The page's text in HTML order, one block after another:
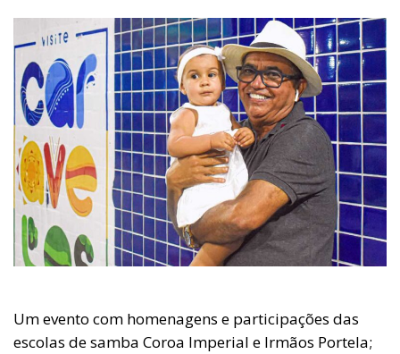
Um evento com homenagens e participações das
escolas de samba Coroa Imperial e Irmãos Portela;